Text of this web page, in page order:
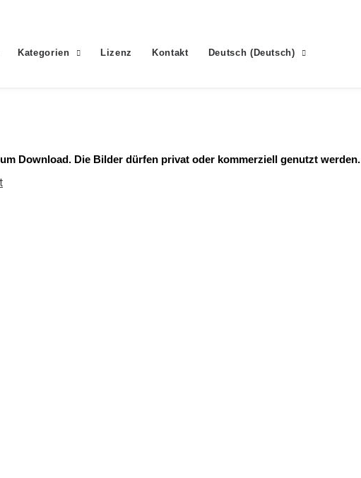
Kategorien Lizenz Kontakt Deutsch (Deutsch)
Download. Die Bilder dürfen privat oder kommerziell genutzt werden.